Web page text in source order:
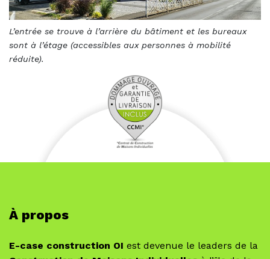
L’entrée se trouve à l’arrière du bâtiment et les bureaux
sont à l’étage (accessibles aux personnes à mobilité
réduite).
À propos
E-case construction OI est devenue le leaders de la